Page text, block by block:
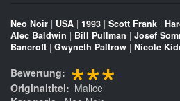
Neo Noir | USA | 1993 | Scott Frank |
Alec Baldwin | Bill Pullman | Josef
Bancroft | Gwyneth Paltrow | Nicole
Bewertung ***
Originaltitel
Malice